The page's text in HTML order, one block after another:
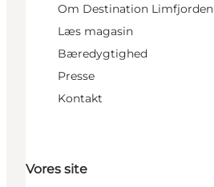
Om Destination Limfjorden
Læs magasin
Bæredygtighed
Presse
Kontakt
Vores site